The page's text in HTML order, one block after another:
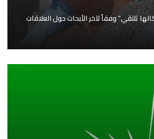
تلتقي” وفقاً لآخر الأبحاث حول العلاقات